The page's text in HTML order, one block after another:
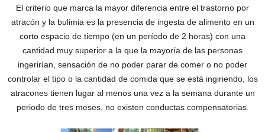
El criterio que marca la mayor diferencia entre el trastorno por
atracón y la bulimia es la presencia de ingesta de alimento en un
corto espacio de tiempo (en un período de 2 horas) con una
cantidad muy superior a la que la mayoría de las personas
ingerirían, sensación de no poder parar de comer o no poder
controlar el tipo o la cantidad de comida que se está ingiriendo, los
atracones tienen lugar al menos una vez a la semana durante un
periodo de tres meses, no existen conductas compensatorias.